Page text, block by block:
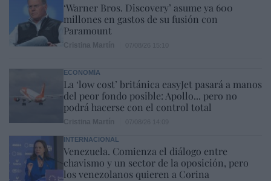
‘Warner Bros. Discovery’ asume ya 600
millones en gastos de su fusión con
Paramount
ECONOMÍA
La ‘low cost’ británica easyJet pasará a manos
del peor fondo posible: Apollo... pero no
podrá hacerse con el control total
INTERNACIONAL
Venezuela. Comienza el diálogo entre
chavismo y un sector de la oposición, pero
los venezolanos quieren a Corina